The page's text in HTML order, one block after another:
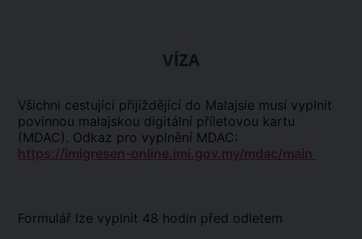
VÍZA
Všichni cestující přijíždějící do Malajsie musí vyplnit
povinnou malajskou digitální příletovou kartu
(MDAC). Odkaz pro vyplnění MDAC:
https://imigresen-online.imi.gov.my/mdac/main
Formulář lze vyplnit 48 hodin před odletem